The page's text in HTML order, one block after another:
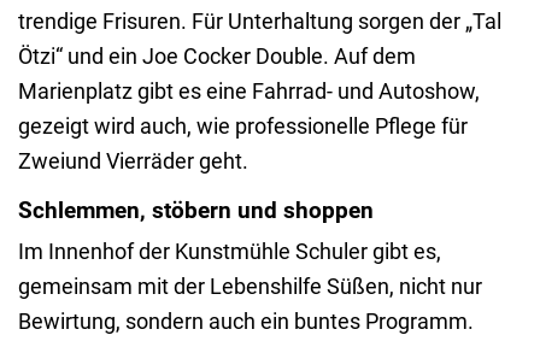
trendige Frisuren. Für Unterhaltung sorgen der „Tal
Ötzi“ und ein Joe Cocker Double. Auf dem
Marienplatz gibt es eine Fahrrad- und Autoshow,
gezeigt wird auch, wie professionelle Pflege für
Zweiund Vierräder geht.
Schlemmen, stöbern und shoppen
Im Innenhof der Kunstmühle Schuler gibt es,
gemeinsam mit der Lebenshilfe Süßen, nicht nur
Bewirtung, sondern auch ein buntes Programm.